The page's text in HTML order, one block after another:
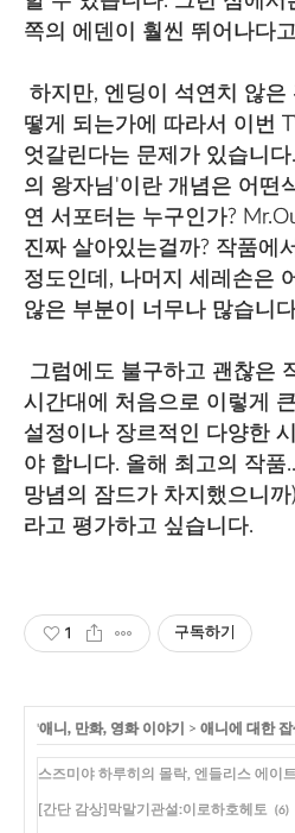
쪽의 에덴이 훨씬 뛰어나다
하지만, 엔딩이 석연치 않은
떻게 되는가에 따라서 이번
엇갈린다는 문제가 있습니
의 왕자님'이란 개념은 어떤
연 서포터는 누구인가?
진짜 살아있는걸까? 작품에
정도인데, 나머지 세레손은
않은 부분이 너무나 많습니
그럼에도 불구하고 괜찮은
시간대에 처음으로 이렇게
설정이나 장르적인 다양한
야 합니다. 올해 최고의 작품
망념의 잠드가 차지했으니까
라고 평가하고 싶습니다.
1 구독하기
'애니, 만화, 영화 이야기 > 애니에 대한
스즈미야 하루히의 몰락, 엔들리스 에이
[간단 감상]막말기관설:이로하호헤토 (6)